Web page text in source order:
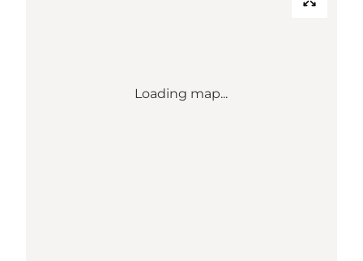
Loading map...